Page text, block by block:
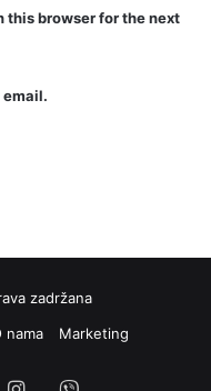
this browser for the next
zadržana
nama Marketing